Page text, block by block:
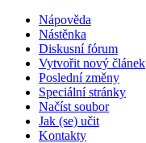
Nápověda
Nástěnka
Diskusní fórum
Vytvořit nový článek
Poslední změny
Speciální stránky
Načíst soubor
Jak (se) učit
Kontakty